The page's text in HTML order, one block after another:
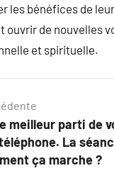
les bénéfices de
ouvrir de nouvelles
et spirituelle.
meilleur parti de
La
ça marche ?